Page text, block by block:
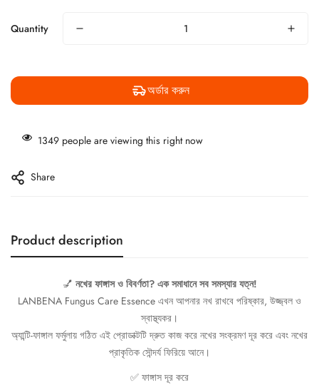
Quantity
অর্ডার করুন
1349 people are viewing this right now
Share
Product description
💅 নখের ফাঙ্গাস ও বিবর্ণতা? এক সমাধানে সব সমস্যার যত্ন!
LANBENA Fungus Care Essence এখন আপনার নখ রাখবে পরিষ্কার, উজ্জ্বল ও
স্বাস্থ্যকর।
অ্যান্টি-ফাঙ্গাল ফর্মুলায় গঠিত এই প্রোডাক্টটি দ্রুত কাজ করে নখের সংক্রমণ দূর করে এবং নখের
প্রাকৃতিক সৌন্দর্য ফিরিয়ে আনে।
✅ ফাঙ্গাস দূর করে